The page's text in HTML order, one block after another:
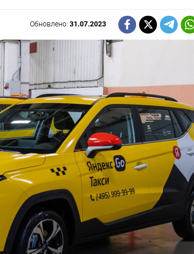
Обновлено:31.07.2023